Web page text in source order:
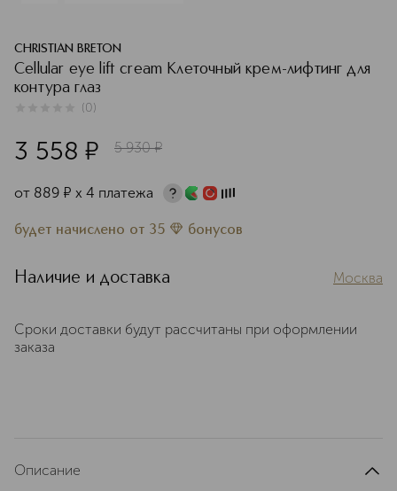
CHRISTIAN BRETON
Cellular eye lift cream Клеточный крем-лифтинг для
контура глаз
(0)
3 558 ¤ 5 930 ¤
от 889 ¤ х 4 платежа
будет начислено от 35 бонусов
Наличие и доставка Москва
Сроки доставки будут рассчитаны при оформлении
заказа
Описание